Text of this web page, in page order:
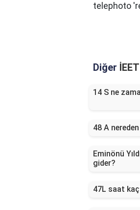
telephoto
Diğer
14 S ne
48 A
Eminönü
gider?
47L saat